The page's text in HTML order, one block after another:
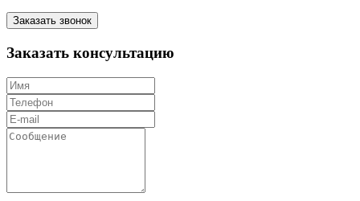
Заказать звонок
Заказать консультацию